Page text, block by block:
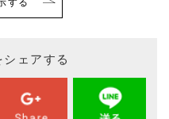
する
シェアする